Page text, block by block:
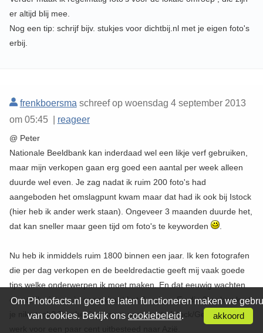
er altijd blij mee.
Nog een tip: schrijf bijv. stukjes voor dichtbij.nl met je eigen foto's
erbij.
frenkboersma schreef op woensdag 4 september 2013
om 05:45 | reageer
@ Peter
Nationale Beeldbank kan inderdaad wel een likje verf gebruiken,
maar mijn verkopen gaan erg goed een aantal per week alleen
duurde wel even. Je zag nadat ik ruim 200 foto's had
aangeboden het omslagpunt kwam maar dat had ik ook bij Istock
(hier heb ik ander werk staan). Ongeveer 3 maanden duurde het,
dat kan sneller maar geen tijd om foto's te keyworden
.
Nu heb ik inmiddels ruim 1800 binnen een jaar. Ik ken fotografen
die per dag verkopen en de beeldredactie geeft mij vaak goede
tips welke onderwerpen ik moet maken. En dat eeuwig wachten
ervaar ik niet, na ja soms duurt het 2 weken. En die 2 weken kost
je niks toch? Tsja het is immers geen grote Istock/Getty die het
Om Photofacts.nl goed te laten functioneren maken we
van cookies. Bekijk ons cookiebeleid. akkoord